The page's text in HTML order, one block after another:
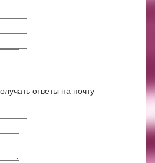
ответы на почту